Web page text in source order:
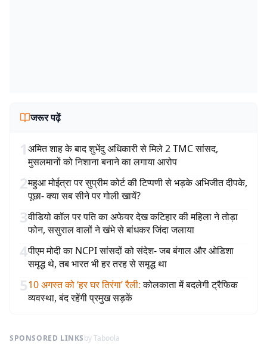
जरूर पढ़ें
1अमित शाह के बाद शुभेंदु अधिकारी से मिले 2 TMC सांसद,
मुसलमानों को निशाना बनाने का लगाया आरोप
2महुआ मोईत्रा पर सुप्रीम कोर्ट की टिप्पणी से भड़के अभिजीत दीपके,
पूछा- क्या सब सीने पर गोली खायें?
3वीडियो कॉल पर पति का अफेयर देख कटिहार की महिला ने तोड़ा
फोन, ससुराल वालों ने खंभे से बांधकर जिंदा जलाया
4पीएम मोदी का NCPI सांसदों को संदेश- जब बंगाल और ओडिशा
समृद्ध थे, तब भारत भी हर तरह से समृद्ध था
510 अगस्त को ‘हर घर तिरंगा’ रैली: कोलकाता में बदलेगी ट्रैफिक
व्यवस्था, बंद रहेंगी प्रमुख सड़कें
SPONSORED LINKSby Taboola